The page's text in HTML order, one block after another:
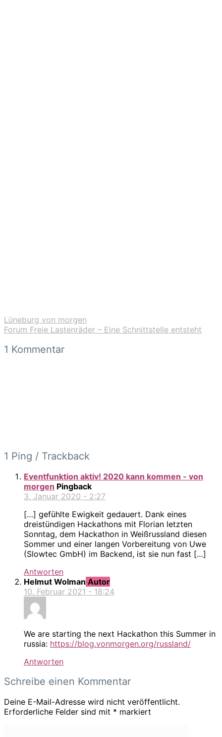
Lüneburg von morgen
Forum Freie Lastenräder – Eine Schnittstelle entsteht
1 Kommentar
1 Ping / Trackback
Eventfunktion aktiv! 2020 kann kommen - von
morgen Pingback
3. Januar 2020 - 2:27
[…] gefühlte Ewigkeit gedauert. Dank eines
dreistündigen Hackathons mit Florian letzten
Sonntag, dem Hackathon in Weißrussland diesen
Sommer und einer langen Vorbereitung von Uwe
(Slowtec GmbH) im Backend, ist sie nun fast […]
Antworten
Helmut Wolman Autor
10. Februar 2021 - 18:24
We are starting the next Hackathon this Summer in
russia: https://blog.vonmorgen.org/russland/
Antworten
Schreibe einen Kommentar
Deine E-Mail-Adresse wird nicht veröffentlicht.
Erforderliche Felder sind mit * markiert